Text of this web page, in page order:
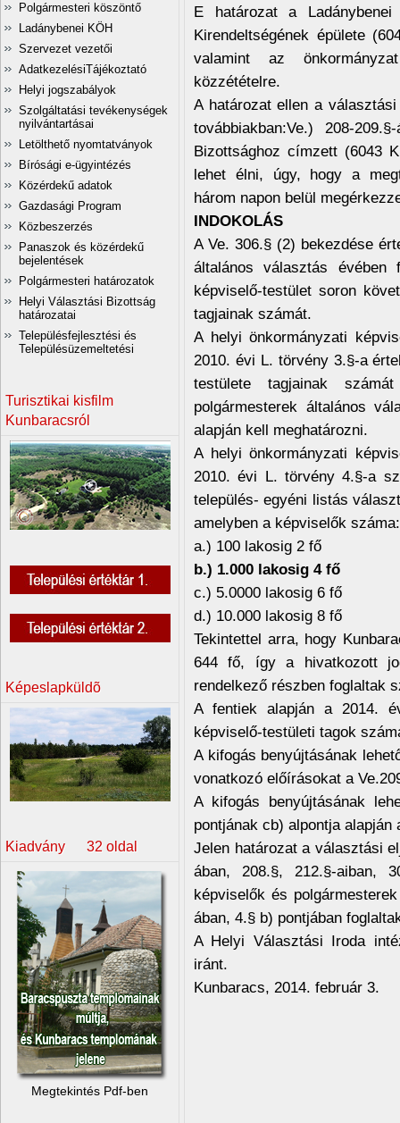
Polgármesteri köszöntő
Ladánybenei KÖH
Szervezet vezetői
AdatkezelésiTájékoztató
Helyi jogszabályok
Szolgáltatási tevékenységek
nyilvántartásai
Letölthető nyomtatványok
Bírósági e-ügyintézés
Közérdekű adatok
Gazdasági Program
Közbeszerzés
Panaszok és közérdekű
bejelentések
Polgármesteri határozatok
Helyi Választási Bizottság
határozatai
Településfejlesztési és
Településüzemeltetési
Turisztikai kisfilm
Kunbaracsról
Képeslapküldõ
Kiadvány 32 oldal
Megtekintés Pdf-ben
E határozat a
Kirendeltségének épülete
valamint az
közzétételre.
A határozat ellen a
továbbiakban:Ve.) 208-
Bizottsághoz címzett (6043
lehet élni, úgy, hogy a
három napon belül
INDOKOLÁS
A Ve. 306.§ (2) bekezdése
általános választás évében
képviselő-testület soron
tagjainak számát.
A helyi önkormányzati
2010. évi L. törvény 3.§-a
testülete tagjainak
polgármesterek általános
alapján kell meghatározni.
A helyi önkormányzati
2010. évi L. törvény 4.§-a
település- egyéni listás
amelyben a képviselők száma:
a.) 100 lakosig 2 fő
b.) 1.000 lakosig 4 fő
c.) 5.0000 lakosig 6 fő
d.) 10.000 lakosig 8 fő
Tekintettel arra, hogy
644 fő, így a hivatkozott
rendelkező részben foglaltak
A fentiek alapján a 2014.
képviselő-testületi tagok
A kifogás benyújtásának
vonatkozó előírásokat a
A kifogás benyújtásának
pontjának cb) alpontja alapján
Jelen határozat a választási
ában, 208.§, 212.§-aiban,
képviselők és
ában, 4.§ b) pontjában
A Helyi Választási Iroda
iránt.
Kunbaracs, 2014. február 3.